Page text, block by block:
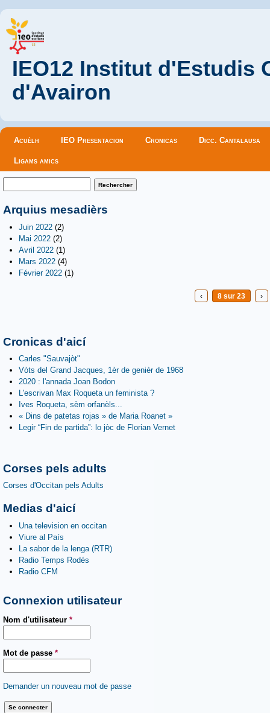
IEO12 Institut d'Estudis
d'Avairon
Menu principal
Acuèlh IEO Presentacion Cronicas Dicc. Cantalausa
Ligams amics
Formulaire de recherche
Arquius mesadièrs
Juin 2022 (2)
Mai 2022 (2)
Avril 2022 (1)
Mars 2022 (4)
Février 2022 (1)
‹ 8 sur 23 ›
Cronicas d'aicí
Carles "Sauvajòt"
Vòts del Grand Jacques, 1èr de genièr de 1968
2020 : l'annada Joan Bodon
L'escrivan Max Roqueta un feminista ?
Ives Roqueta, sèm orfanèls...
« Dins de patetas rojas » de Maria Roanet »
Legir “Fin de partida”: lo jòc de Florian Vernet
Corses pels adults
Corses d'Occitan pels Adults
Medias d'aicí
Una television en occitan
Viure al País
La sabor de la lenga (RTR)
Radio Temps Rodés
Radio CFM
Connexion utilisateur
Nom d'utilisateur *
Mot de passe *
Demander un nouveau mot de passe